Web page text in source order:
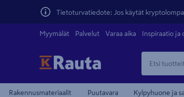
Tietoturvatiedote: Jos käytät
Myymälät Palvelut Varaa aika Inspiraatio ja
Rakennusmateriaalit Puutavara Kylpyhuone ja